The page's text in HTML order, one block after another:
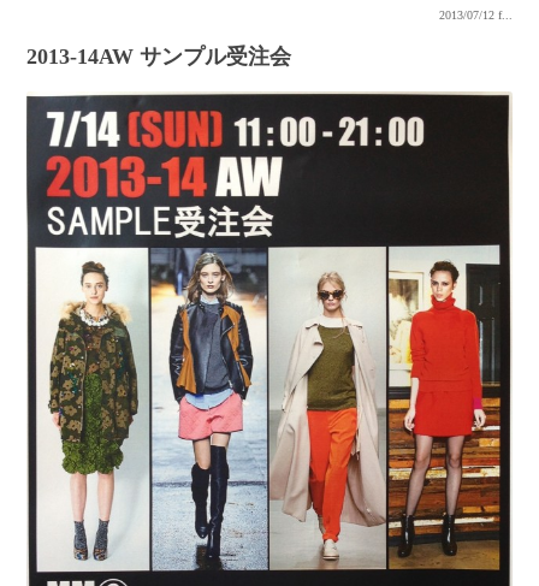
2013/07/12 f...
2013-14AW サンプル受注会